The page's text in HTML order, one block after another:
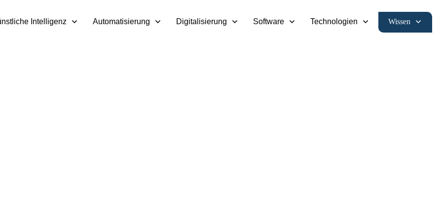
Intelligenz Automatisierung Digitalisierung Software Technologien Wissen